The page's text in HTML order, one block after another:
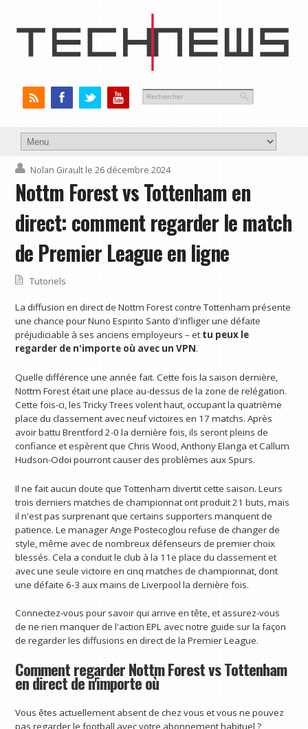
Nolan Girault le 26 décembre 2024
Nottm Forest vs Tottenham en
direct: comment regarder le match
de Premier League en ligne
Tutoriels
La diffusion en direct de Nottm Forest contre Tottenham présente
une chance pour Nuno Espirito Santo d'infliger une défaite
préjudiciable à ses anciens employeurs – et tu peux le
regarder de n'importe où avec un VPN.
Quelle différence une année fait. Cette fois la saison dernière,
Nottm Forest était une place au-dessus de la zone de relégation.
Cette fois-ci, les Tricky Trees volent haut, occupant la quatrième
place du classement avec neuf victoires en 17 matchs. Après
avoir battu Brentford 2-0 la dernière fois, ils seront pleins de
confiance et espèrent que Chris Wood, Anthony Elanga et Callum
Hudson-Odoi pourront causer des problèmes aux Spurs.
Il ne fait aucun doute que Tottenham divertit cette saison. Leurs
trois derniers matches de championnat ont produit 21 buts, mais
il n'est pas surprenant que certains supporters manquent de
patience. Le manager Ange Postecoglou refuse de changer de
style, même avec de nombreux défenseurs de premier choix
blessés. Cela a conduit le club à la 11e place du classement et
avec une seule victoire en cinq matches de championnat, dont
une défaite 6-3 aux mains de Liverpool la dernière fois.
Connectez-vous pour savoir qui arrive en tête, et assurez-vous
de ne rien manquer de l'action EPL avec notre guide sur la façon
de regarder les diffusions en direct de la Premier League.
Comment regarder Nottm Forest vs Tottenham
en direct de n'importe où
Vous êtes actuellement absent de chez vous et vous ne pouvez
pas regarder le football avec votre abonnement habituel ?